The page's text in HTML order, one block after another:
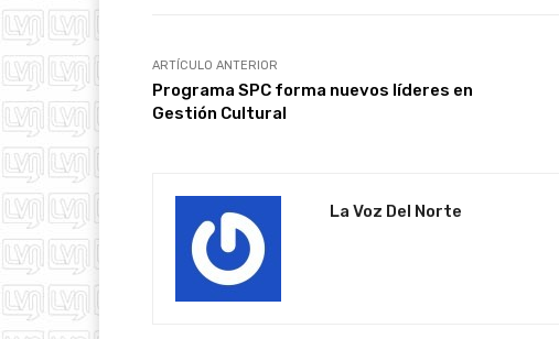
ARTÍCULO ANTERIOR
Programa SPC forma nuevos líderes en
Gestión Cultural
La Voz Del Norte